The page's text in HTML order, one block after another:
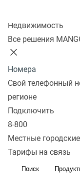
Недвижимость
Все решения
Номера
Свой телефонный
регионе
Подключить
8-800
Местные
Тарифы на связь
Поиск
сообщениями,
компании.
Интегрируйте
доверьте